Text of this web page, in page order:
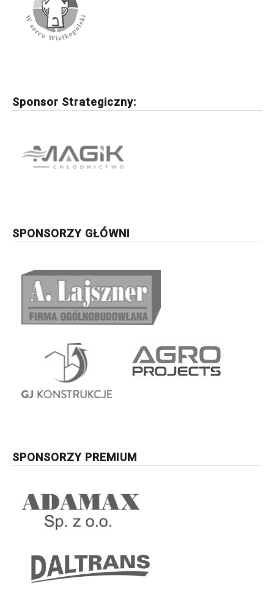
Sponsor Strategiczny:
SPONSORZY GŁÓWNI
SPONSORZY PREMIUM